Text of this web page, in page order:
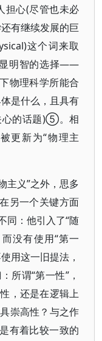
担心(尽管也未必
有继续发展的巨
这个词来取
显明智的选择——
物理科学所能合
是什么，且具有
心的话题)⑤。相
更新为“物理主
主义”之外，思多
另一个关键方面
同：他引入了“随
没有使用“第一
用这一旧提法，
所谓“第一性”，
，还是在逻辑上
崇高性？与之作
有着比较一致的